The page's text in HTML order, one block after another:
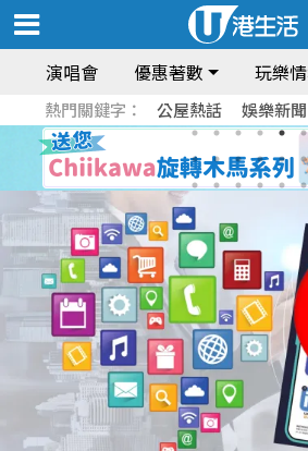
演唱會 優惠著數 玩樂
熱門關鍵字： 公屋熱話 娛樂新聞